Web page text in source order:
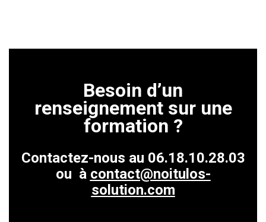
Besoin d’un
renseignement sur une
formation ?
Contactez-nous au 06.18.10.28.03
ou à contact@noitulos-
solution.com